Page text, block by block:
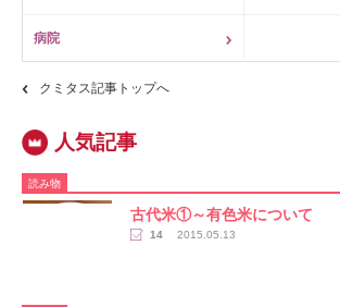
病院
クミタス記事トップへ
読み物
古代米①～有色米について
14 2015.05.13